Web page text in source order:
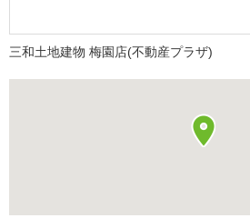
三和土地建物 梅園店(不動産プラザ)